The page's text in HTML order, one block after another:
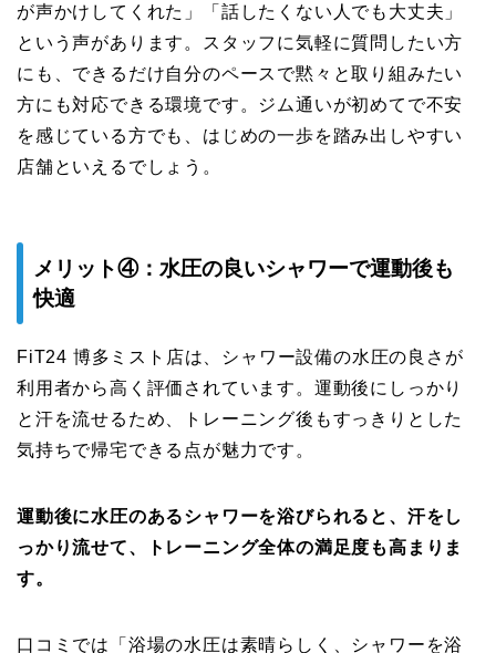
が声かけしてくれた」「話したくない人でも大丈夫」
という声があります。スタッフに気軽に質問したい方
にも、できるだけ自分のペースで黙々と取り組みたい
方にも対応できる環境です。ジム通いが初めてで不安
を感じている方でも、はじめの一歩を踏み出しやすい
店舗といえるでしょう。
メリット④：水圧の良いシャワーで運動後も
快適
FiT24 博多ミスト店は、シャワー設備の水圧の良さが
利用者から高く評価されています。運動後にしっかり
と汗を流せるため、トレーニング後もすっきりとした
気持ちで帰宅できる点が魅力です。
運動後に水圧のあるシャワーを浴びられると、汗をし
っかり流せて、トレーニング全体の満足度も高まりま
す。
口コミでは「浴場の水圧は素晴らしく、シャワーを浴